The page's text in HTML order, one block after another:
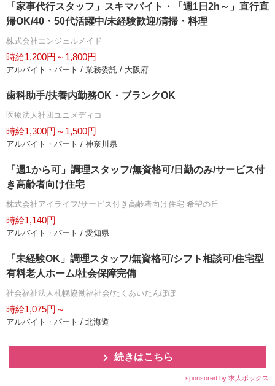
「家事代行スタッフ」スキマバイト・「週1日2h～」直行直
帰OK/40・50代活躍中/未経験歓迎/清掃・料理
株式会社エンジェルメイド
時給1,200円～1,800円
アルバイト・パート / 業務委託 / 大阪府
歯科助手/扶養内勤務OK・ブランクOK
医療法人社団ユニメディコ
時給1,300円～1,500円
アルバイト・パート / 神奈川県
「週1から可」調理スタッフ/無資格可/日勤のみ/サービス付
き高齢者向け住宅
株式会社アイライフ/サービス付き高齢者向け住宅 希望の丘
時給1,140円
アルバイト・パート / 愛知県
「未経験OK」調理スタッフ/無資格可/シフト相談可/住宅型
有料老人ホーム/社会保障完備
社会福祉法人札幌協働福祉会/たくあいたんぽぽ
時給1,075円～
アルバイト・パート / 北海道
続きはこちら
sponsored by 求人ボックス